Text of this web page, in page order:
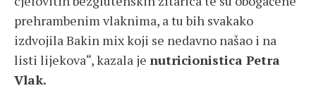
prehrambenim vlaknima, a tu bih svakako
izdvojila Bakin mix koji se nedavno našao i na
listi lijekova“, kazala je nutricionistica Petra
Vlak.